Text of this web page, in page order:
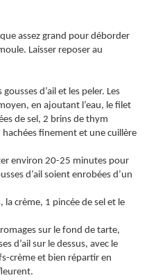
assez grand pour déborder
Laisser reposer au
d’ail et les peler. Les
en ajoutant l’eau, le filet
de sel, 2 brins de thym
finement et une cuillère
environ 20-25 minutes pour
d’ail soient enrobées d’un
la crème, 1 pincée de sel et le
sur le fond de tarte,
d’ail sur le dessus, avec le
crème et bien répartir en